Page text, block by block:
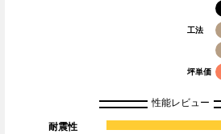
工法
坪単価
性能レビュー
耐震性